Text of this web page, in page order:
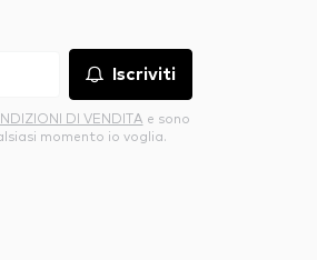
Iscriviti
DI VENDITA e sono
momento io voglia.